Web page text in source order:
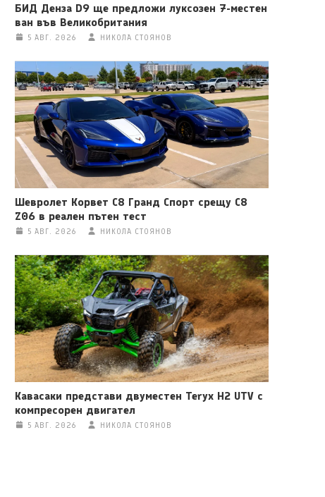
БИД Денза D9 ще предложи луксозен 7-местен
ван във Великобритания
5 АВГ. 2026 НИКОЛА СТОЯНОВ
Шевролет Корвет C8 Гранд Спорт срещу C8
Z06 в реален пътен тест
5 АВГ. 2026 НИКОЛА СТОЯНОВ
Кавасаки представи двуместен Teryx H2 UTV с
компресорен двигател
5 АВГ. 2026 НИКОЛА СТОЯНОВ